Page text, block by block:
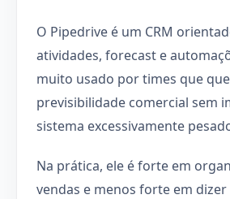
O Pipedrive é um CRM
atividades, forecast e
muito usado por times que
previsibilidade comercial sem
sistema excessivamente
Na prática, ele é forte em
vendas e menos forte em